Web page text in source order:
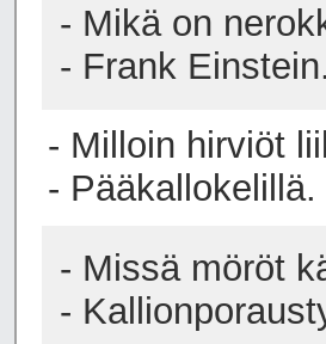
- Mikä on
- Frank Einstein.
- Milloin hirviöt
- Pääkallokelillä.
- Missä möröt
-